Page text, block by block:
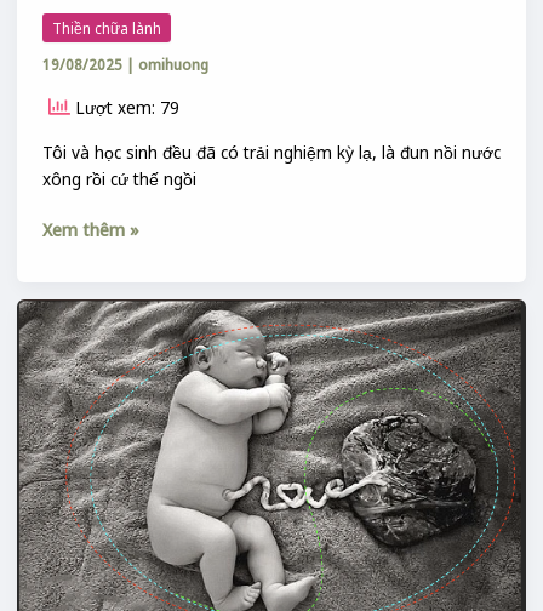
Thiền chữa lành
19/08/2025 | omihuong
Lượt xem: 79
Tôi và học sinh đều đã có trải nghiệm kỳ lạ, là đun nồi nước
xông rồi cứ thế ngồi
Xem thêm »
LỄ
ĐẦY
CỮ